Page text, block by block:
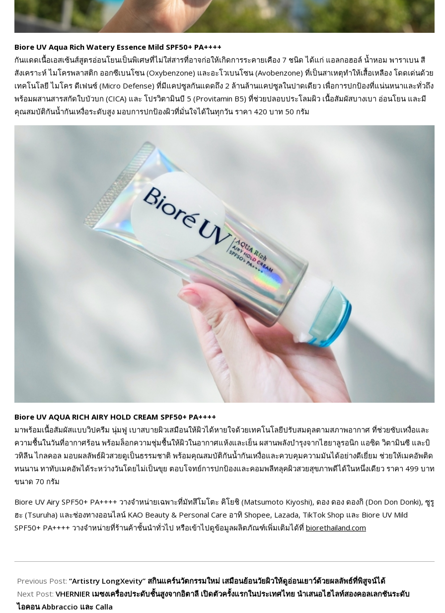
Biore UV Aqua Rich Watery Essence Mild SPF50+ PA++++
กันแดดเนื้อเอสเซ้นส์สูตรอ่อนโยนเป็นพิเศษที่ไม่ใส่สารที่อาจก่อให้เกิดการระคายเคือง 7 ชนิด ได้แก่ แอลกอฮอล์ น้ำหอม พาราเบน สี
สังเคราะห์ ไมโครพลาสติก ออกซีเบนโซน (Oxybenzone) และอะโวเบนโซน (Avobenzone) ที่เป็นสาเหตุทำให้เสื้อเหลือง โดดเด่นด้วย
เทคโนโลยี ไมโคร ดีเฟนซ์ (Micro Defense) ที่มีแคปซูลกันแดดถึง 2 ล้านล้านแคปซูลในปาดเดียว เพื่อการปกป้องที่แน่นหนาและทั่วถึง
พร้อมผสานสารสกัดใบบัวบก (CICA) และ โปรวิตามินบี 5 (Provitamin B5) ที่ช่วยปลอบประโลมผิว เนื้อสัมผัสบางเบา อ่อนโยน และมี
คุณสมบัติกันน้ำกันเหงื่อระดับสูง มอบการปกป้องผิวที่มั่นใจได้ในทุกวัน ราคา 420 บาท 50 กรัม
Biore UV AQUA RICH AIRY HOLD CREAM SPF50+ PA++++
มาพร้อมเนื้อสัมผัสแบบวิปครีม นุ่มฟู เบาสบายผิวเสมือนให้ผิวได้หายใจด้วยเทคโนโลยีปรับสมดุลตามสภาพอากาศ ที่ช่วยซับเหงื่อและ
ความชื้นในวันที่อากาศร้อน พร้อมล็อกความชุ่มชื้นให้ผิวในอากาศแห้งและเย็น ผสานพลังบำรุงจากไฮยาลูรอนิก แอซิด วิตามินซี และบิ
วทิลีน ไกลคอล มอบผลลัพธ์ผิวสวยดูเป็นธรรมชาติ พร้อมคุณสมบัติกันน้ำกันเหงื่อและควบคุมความมันได้อย่างดีเยี่ยม ช่วยให้เมคอัพติด
ทนนาน ทาทับเมคอัพได้ระหว่างวันโดยไม่เป็นขุย ตอบโจทย์การปกป้องและคอมพลีทลุคผิวสวยสุขภาพดีได้ในหนึ่งเดียว ราคา 499 บาท
ขนาด 70 กรัม
Biore UV Airy SPF50+ PA++++ วางจำหน่ายเฉพาะที่มัทสึโมโตะ คิโยชิ (Matsumoto Kiyoshi), ดอง ดอง ดองกิ (Don Don Donki), ซูรู
ฮะ (Tsuruha) และช่องทางออนไลน์ KAO Beauty & Personal Care อาทิ Shopee, Lazada, TikTok Shop และ Biore UV Mild
SPF50+ PA++++ วางจำหน่ายที่ร้านค้าชั้นนำทั่วไป หรือเข้าไปดูข้อมูลผลิตภัณฑ์เพิ่มเติมได้ที่ biorethailand.com
03-
03
Previous Post: “Artistry LongXevity” สกินแคร์นวัตกรรมใหม่ เสมือนย้อนวัยผิวให้ดูอ่อนเยาว์ด้วยผลลัพธ์ที่พิสูจน์ได้
Next Post: VHERNIER เมซงเครื่องประดับชั้นสูงจากอิตาลี เปิดตัวครั้งแรกในประเทศไทย นำเสนอไฮไลท์สองคอลเลกชันระดับ
ไอคอน Abbraccio และ Calla